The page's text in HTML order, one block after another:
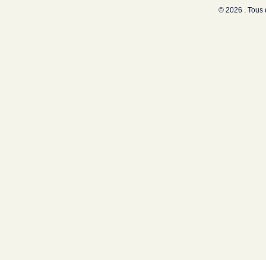
© 2026 . Tous